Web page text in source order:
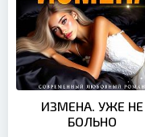
ИЗМЕНА. УЖЕ НЕ
БОЛЬНО